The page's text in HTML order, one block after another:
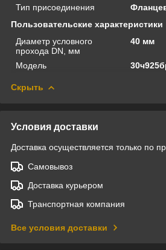
Тип присоединения
Пользовательские характеристики
Диаметр условного
прохода DN, мм
40 мм
Модель
Скрыть
Условия доставки
Доставка осуществляется только по
Самовывоз
Доставка курьером
Транспортная компания
Все условия доставки